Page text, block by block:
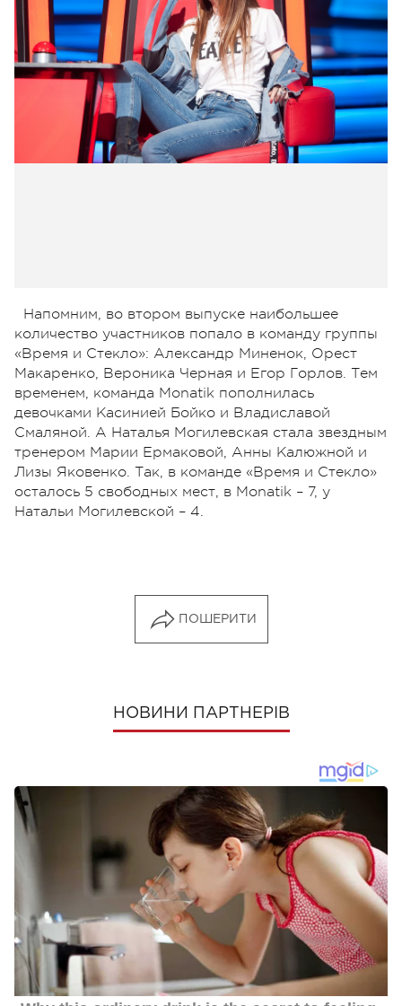
Напомним, во втором выпуске наибольшее
количество участников попало в команду группы
«Время и Стекло»: Александр Миненок, Орест
Макаренко, Вероника Черная и Егор Горлов. Тем
временем, команда Monatik пополнилась
девочками Касинией Бойко и Владиславой
Смаляной. А Наталья Могилевская стала звездным
тренером Марии Ермаковой, Анны Калюжной и
Лизы Яковенко. Так, в команде «Время и Стекло»
осталось 5 свободных мест, в Monatik – 7, у
Натальи Могилевской – 4.
ПОШЕРИТИ
НОВИНИ ПАРТНЕРІВ